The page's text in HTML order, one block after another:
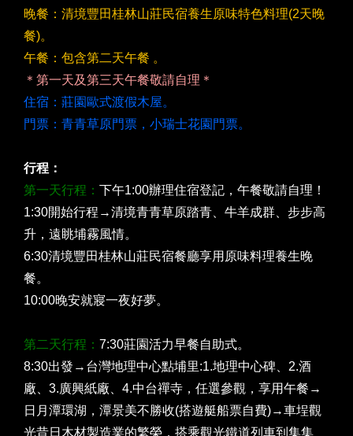
晚餐：清境豐田桂林山莊民宿養生原味特色料理(2天晚
餐)。
午餐：包含第二天午餐 。
＊第一天及第三天午餐敬請自理＊
住宿：莊園歐式渡假木屋。
門票：青青草原門票，小瑞士花園門票。
行程：
第一天行程： 下午1:00辦理住宿登記，午餐敬請自理！
1:30開始行程→清境青青草原踏青、牛羊成群、步步高
升，遠眺埔霧風情。
6:30清境豐田桂林山莊民宿餐廳享用原味料理養生晚
餐。
10:00晚安就寢一夜好夢。
第二天行程： 7:30莊園活力早餐自助式。
8:30出發→台灣地理中心點埔里:1.地理中心碑、2.酒
廠、3.廣興紙廠、4.中台禪寺，任選參觀，享用午餐→
日月潭環湖，潭景美不勝收(搭遊艇船票自費)→車埕觀
光昔日木材製造業的繁榮，搭乘觀光鐵道列車到集集